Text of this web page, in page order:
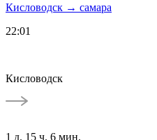
Кисловодск → самара
22:01
Кисловодск
1 д. 15 ч. 6 мин.